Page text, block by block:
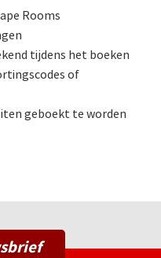
Rooms
tijdens het boeken
of
geboekt te worden